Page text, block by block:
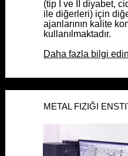
(tip I ve II diyabet,
ile diğerleri) için
ajanlarının kalite
kullanılmaktadır.
Daha fazla bilgi
(tip I ve II diyabet,
ile diğerleri) için
ajanlarının kalite
kullanılmaktadır.
Daha fazla bilgi
METAL FIZIĞI
METAL FIZIĞI